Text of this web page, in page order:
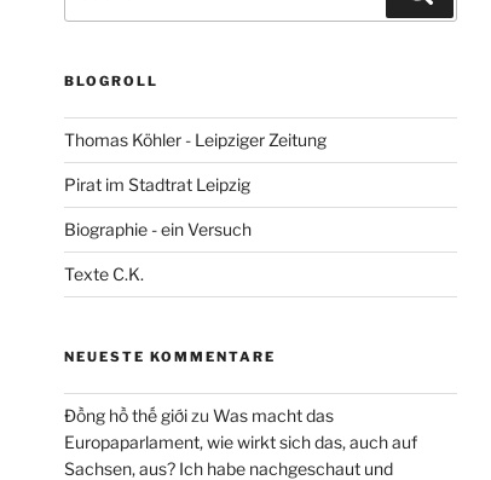
BLOGROLL
Thomas Köhler - Leipziger Zeitung
Pirat im Stadtrat Leipzig
Biographie - ein Versuch
Texte C.K.
NEUESTE KOMMENTARE
Đồng hồ thế giớizu Was macht das
Europaparlament, wie wirkt sich das, auch auf
Sachsen, aus? Ich habe nachgeschaut und